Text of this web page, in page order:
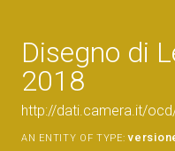
Disegno di
2018
http://dati.camera.it/
AN ENTITY OF TYPE: